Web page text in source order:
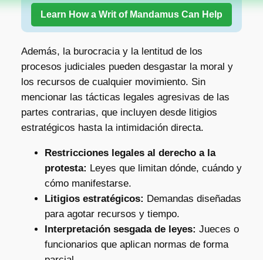
Learn How a Writ of Mandamus Can Help
Además, la burocracia y la lentitud de los
procesos judiciales pueden desgastar la moral y
los recursos de cualquier movimiento. Sin
mencionar las tácticas legales agresivas de las
partes contrarias, que incluyen desde litigios
estratégicos hasta la intimidación directa.
Restricciones legales al derecho a la
protesta: Leyes que limitan dónde, cuándo y
cómo manifestarse.
Litigios estratégicos: Demandas diseñadas
para agotar recursos y tiempo.
Interpretación sesgada de leyes: Jueces o
funcionarios que aplican normas de forma